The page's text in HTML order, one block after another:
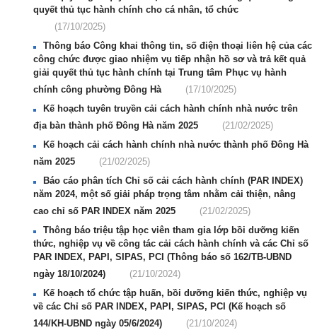
quyết thủ tục hành chính cho cá nhân, tổ chức
(17/10/2025)
Thông báo Công khai thông tin, số điện thoại liên hệ của các
công chức được giao nhiệm vụ tiếp nhận hồ sơ và trả kết quả
giải quyết thủ tục hành chính tại Trung tâm Phục vụ hành
chính công phường Đông Hà
(17/10/2025)
Kế hoạch tuyên truyền cải cách hành chính nhà nước trên
địa bàn thành phố Đông Hà năm 2025
(21/02/2025)
Kế hoạch cải cách hành chính nhà nước thành phố Đông Hà
năm 2025
(21/02/2025)
Báo cáo phân tích Chỉ số cải cách hành chính (PAR INDEX)
năm 2024, một số giải pháp trọng tâm nhằm cải thiện, nâng
cao chỉ số PAR INDEX năm 2025
(21/02/2025)
Thông báo triệu tập học viên tham gia lớp bồi dưỡng kiến
thức, nghiệp vụ về công tác cải cách hành chính và các Chỉ số
PAR INDEX, PAPI, SIPAS, PCI (Thông báo số 162/TB-UBND
ngày 18/10/2024)
(21/10/2024)
Kế hoạch tổ chức tập huấn, bồi dưỡng kiến thức, nghiệp vụ
về các Chỉ số PAR INDEX, PAPI, SIPAS, PCI (Kế hoạch số
144/KH-UBND ngày 05/6/2024)
(21/10/2024)